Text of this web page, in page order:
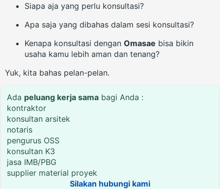
Siapa aja yang perlu konsultasi?
Apa saja yang dibahas dalam sesi konsultasi?
Kenapa konsultasi dengan Omasae bisa bikin
usaha kamu lebih aman dan tenang?
Yuk, kita bahas pelan-pelan.
Ada peluang kerja sama bagi Anda :
kontraktor
konsultan arsitek
notaris
pengurus OSS
konsultan K3
jasa IMB/PBG
supplier material proyek
Silakan hubungi kami